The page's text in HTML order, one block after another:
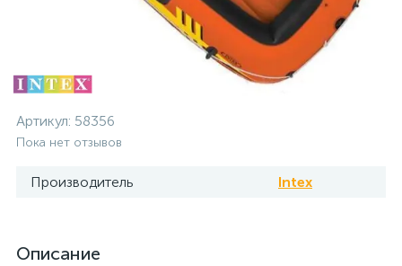
Артикул: 58356
Пока нет отзывов
Производитель Intex
Описание